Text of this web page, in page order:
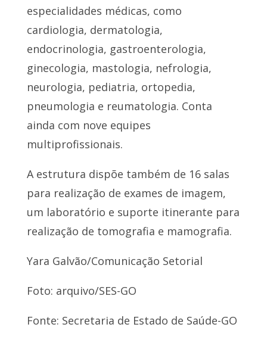
especialidades médicas, como
cardiologia, dermatologia,
endocrinologia, gastroenterologia,
ginecologia, mastologia, nefrologia,
neurologia, pediatria, ortopedia,
pneumologia e reumatologia. Conta
ainda com nove equipes
multiprofissionais.
A estrutura dispõe também de 16 salas
para realização de exames de imagem,
um laboratório e suporte itinerante para
realização de tomografia e mamografia.
Yara Galvão/Comunicação Setorial
Foto: arquivo/SES-GO
Fonte: Secretaria de Estado de Saúde-GO